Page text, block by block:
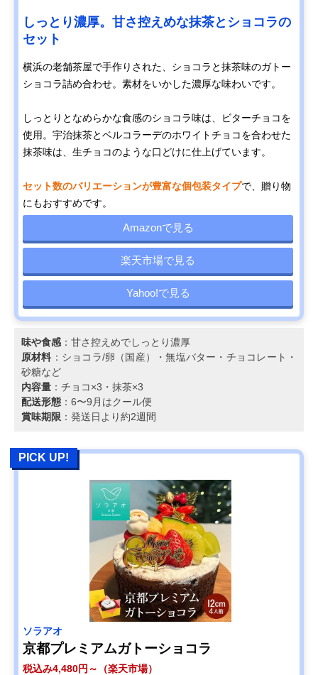
しっとり濃厚。甘さ控えめな抹茶とショコラの
セット
横浜の老舗茶屋で手作りされた、ショコラと抹茶味のガトー
ショコラ詰め合わせ。素材をいかした濃厚な味わいです。
しっとりとなめらかな食感のショコラ味は、ビターチョコを
使用。宇治抹茶とベルコラーデのホワイトチョコを合わせた
抹茶味は、生チョコのような口どけに仕上げています。
セット数のバリエーションが豊富な個包装タイプで、贈り物
にもおすすめです。
Amazonで見る
楽天市場で見る
Yahoo!で見る
味や食感 ：甘さ控えめでしっとり濃厚
原材料 ：ショコラ/卵（国産）・無塩バター・チョコレート・
砂糖など
内容量 ：チョコ×3・抹茶×3
配送形態 ：6〜9月はクール便
賞味期限 ：発送日より約2週間
PICK UP!
ソラアオ
京都プレミアムガトーショコラ
税込み4,480円～（楽天市場）